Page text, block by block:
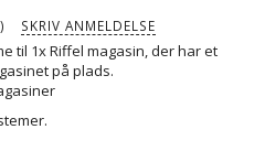
SKRIV ANMELDELSE
til 1x Riffel magasin, der har et
på plads.